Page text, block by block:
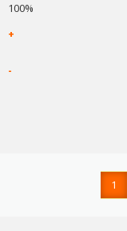
100%
+
-
1